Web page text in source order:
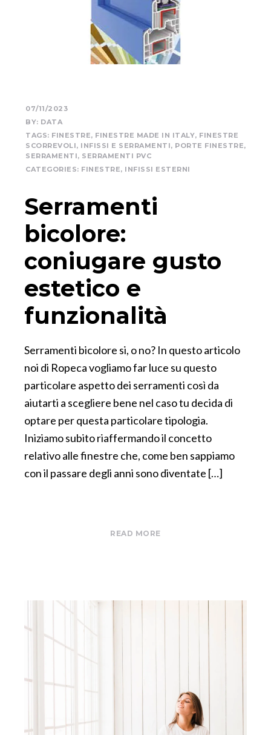
07/11/2023
BY: DATA
TAGS: FINESTRE, FINESTRE MADE IN ITALY, FINESTRE
SCORREVOLI, INFISSI E SERRAMENTI, PORTE FINESTRE,
SERRAMENTI, SERRAMENTI PVC
CATEGORIES: FINESTRE, INFISSI ESTERNI
Serramenti
bicolore:
coniugare gusto
estetico e
funzionalità
Serramenti bicolore si, o no? In questo articolo
noi di Ropeca vogliamo far luce su questo
particolare aspetto dei serramenti così da
aiutarti a scegliere bene nel caso tu decida di
optare per questa particolare tipologia.
Iniziamo subito riaffermando il concetto
relativo alle finestre che, come ben sappiamo
con il passare degli anni sono diventate […]
READ MORE